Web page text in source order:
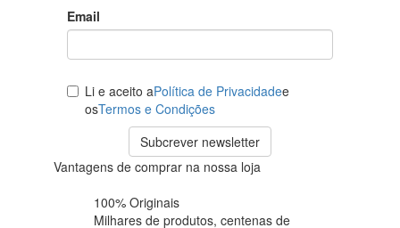
Email
Li e aceito aPolítica de Privacidadee
osTermos e Condições
Subcrever newsletter
Vantagens de comprar na nossa loja
100% Originais
Milhares de produtos, centenas de